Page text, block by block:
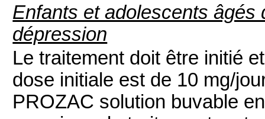
Enfants et adolescents
dépression
Le traitement doit être initié
dose initiale est de 10 mg/
PROZAC solution buvable